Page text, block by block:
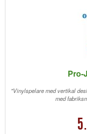
Pro-
"Vinylspelare med vertikal
med